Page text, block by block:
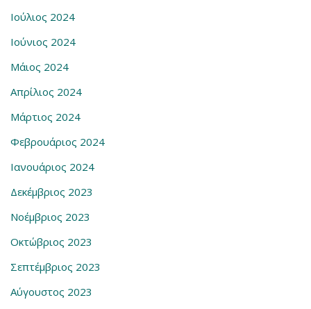
Ιούλιος 2024
Ιούνιος 2024
Μάιος 2024
Απρίλιος 2024
Μάρτιος 2024
Φεβρουάριος 2024
Ιανουάριος 2024
Δεκέμβριος 2023
Νοέμβριος 2023
Οκτώβριος 2023
Σεπτέμβριος 2023
Αύγουστος 2023